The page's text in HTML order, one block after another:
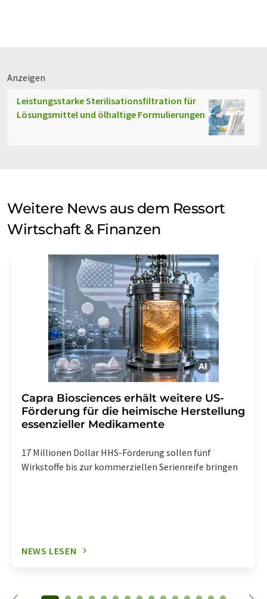
Anzeigen
Leistungsstarke Sterilisationsfiltration für
Lösungsmittel und ölhaltige Formulierungen
Weitere News aus dem Ressort
Wirtschaft & Finanzen
Capra Biosciences erhält weitere US-
Förderung für die heimische Herstellung
essenzieller Medikamente
17 Millionen Dollar HHS-Förderung sollen fünf
Wirkstoffe bis zur kommerziellen Serienreife bringen
NEWS LESEN